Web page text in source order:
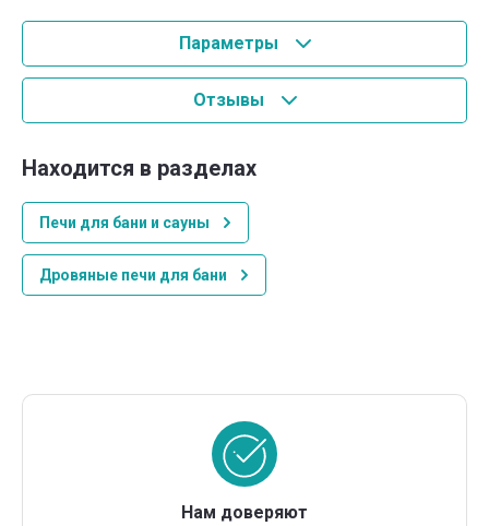
Параметры
Отзывы
Находится в разделах
Печи для бани и сауны
Дровяные печи для бани
Нам доверяют